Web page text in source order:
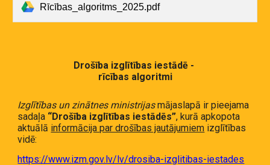
Rīcības_algoritms_2025.pdf
Drošība izglītības iestādē -
rīcības algoritmi
Izglītības un zinātnes ministrijasmājaslapā ir pieejama
sadaļa “Drošība izglītības iestādēs”, kurā apkopota
aktuālā informācija par drošības jautājumiem izglītības
vidē:
https://www.izm.gov.lv/lv/drosiba-izglitibas-iestades